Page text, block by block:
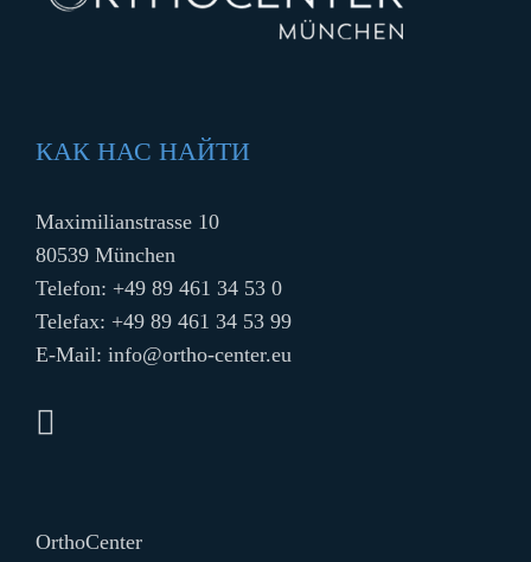
КАК НАС НАЙТИ
Maximilianstrasse 10
80539 München
Telefon: +49 89 461 34 53 0
Telefax: +49 89 461 34 53 99
E-Mail: info@ortho-center.eu
OrthoCenter